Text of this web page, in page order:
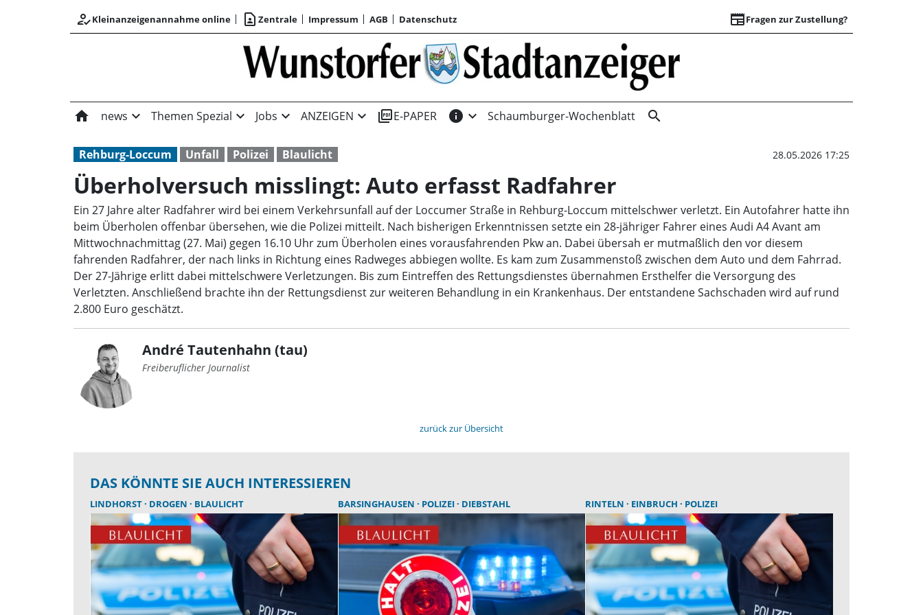
how_to_regKleinanzeigenannahme online contact_page Zentrale Impressum AGB Datenschutz newspaperFragen zur Zustellung?
Überholversuch
home news expand_more Themen Spezial expand_more Jobs expand_more ANZEIGEN expand_more picture_as_pdfE-PAPER info expand_more Schaumburger-Wochenblatt search
Rehburg-Loccum Unfall Polizei Blaulicht 28.05.2026 17:25
Überholversuch misslingt: Auto erfasst Radfahrer
Ein 27 Jahre alter Radfahrer wird bei einem Verkehrsunfall auf der Loccumer Straße in Rehburg-Loccum mittelschwer verletzt. Ein Autofahrer hatte ihn
beim Überholen offenbar übersehen, wie die Polizei mitteilt. Nach bisherigen Erkenntnissen setzte ein 28-jähriger Fahrer eines Audi A4 Avant am
Mittwochnachmittag (27. Mai) gegen 16.10 Uhr zum Überholen eines vorausfahrenden Pkw an. Dabei übersah er mutmaßlich den vor diesem
fahrenden Radfahrer, der nach links in Richtung eines Radweges abbiegen wollte. Es kam zum Zusammenstoß zwischen dem Auto und dem Fahrrad.
Der 27-Jährige erlitt dabei mittelschwere Verletzungen. Bis zum Eintreffen des Rettungsdienstes übernahmen Ersthelfer die Versorgung des
Verletzten. Anschließend brachte ihn der Rettungsdienst zur weiteren Behandlung in ein Krankenhaus. Der entstandene Sachschaden wird auf rund
2.800 Euro geschätzt.
André Tautenhahn (tau)
Freiberuflicher Journalist
zurück zur Übersicht
DAS KÖNNTE SIE AUCH INTERESSIEREN
LINDHORST DROGEN BLAULICHT BARSINGHAUSEN POLIZEI DIEBSTAHL RINTELN EINBRUCH POLIZEI